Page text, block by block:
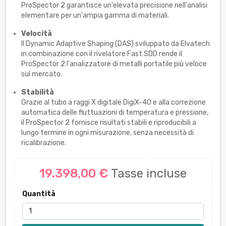
ProSpector 2 garantisce un'elevata precisione nell'analisi
elementare per un'ampia gamma di materiali.
Velocità
Il Dynamic Adaptive Shaping (DAS) sviluppato da Elvatech
in combinazione con il rivelatore Fast SDD rende il
ProSpector 2 l'analizzatore di metalli portatile più veloce
sul mercato.
Stabilità
Grazie al tubo a raggi X digitale DigiX-40 e alla correzione
automatica delle fluttuazioni di temperatura e pressione,
il ProSpector 2 fornisce risultati stabili e riproducibili a
lungo termine in ogni misurazione, senza necessità di
ricalibrazione.
19.398,00 € Tasse incluse
Quantità